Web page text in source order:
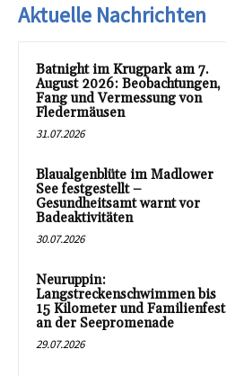
Aktuelle Nachrichten
Batnight im Krugpark am 7.
August 2026: Beobachtungen,
Fang und Vermessung von
Fledermäusen
31.07.2026
Blaualgenblüte im Madlower
See festgestellt –
Gesundheitsamt warnt vor
Badeaktivitäten
30.07.2026
Neuruppin:
Langstreckenschwimmen bis
15 Kilometer und Familienfest
an der Seepromenade
29.07.2026